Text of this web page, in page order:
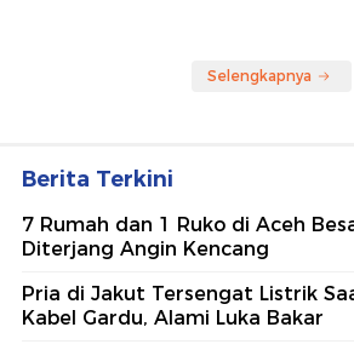
Selengkapnya
Berita Terkini
7 Rumah dan 1 Ruko di Aceh
Diterjang Angin Kencang
Pria di Jakut Tersengat Listrik
Kabel Gardu, Alami Luka Bakar